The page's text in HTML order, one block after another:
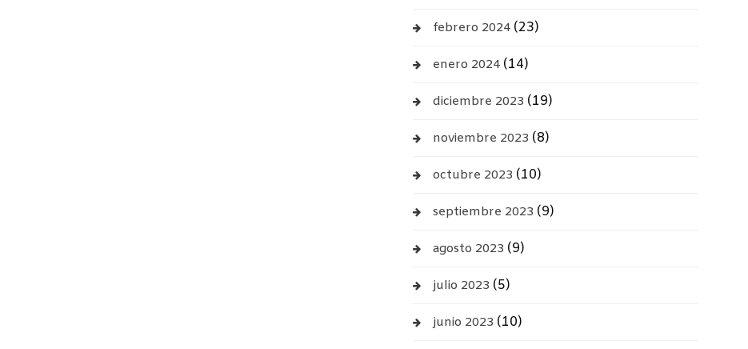
febrero 2024 (23)
enero 2024 (14)
diciembre 2023 (19)
noviembre 2023 (8)
octubre 2023 (10)
septiembre 2023 (9)
agosto 2023 (9)
julio 2023 (5)
junio 2023 (10)